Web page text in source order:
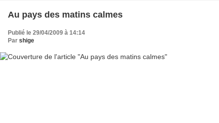
Au pays des matins calmes
Publié le 29/04/2009 à 14:14
Par shige